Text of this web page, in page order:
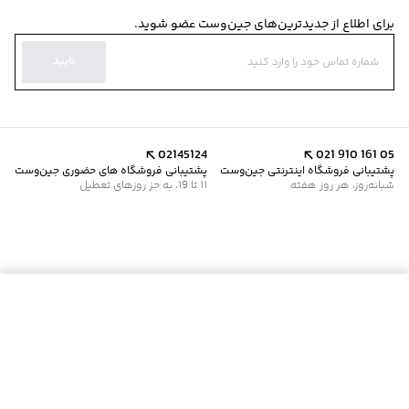
برای اطلاع از جدیدترین‌های جین‌وست عضو شوید.
تایید
021 910 161 05
پشتیبانی فروشگاه اینترنتی جین‌وست
شبانه‌روز، هر روز هفته
02145124
پشتیبانی فروشگاه های حضوری جین‌وست
11 تا 19، به جز روزهای تعطیل